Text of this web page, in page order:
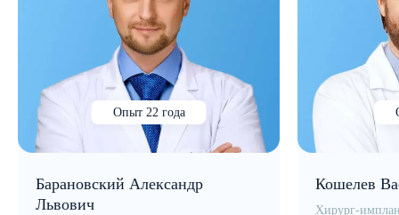
Опыт 22 года
Барановский Александр
Львович
Кошелев
Хирург-